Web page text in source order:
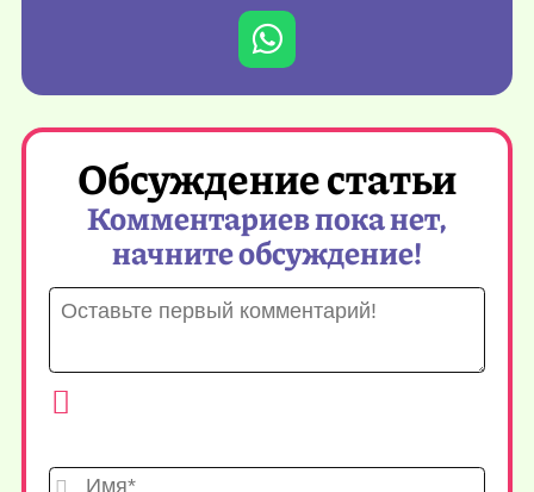
Обсуждение статьи
Комментариев пока нет,
начните обсуждение!
Имя*